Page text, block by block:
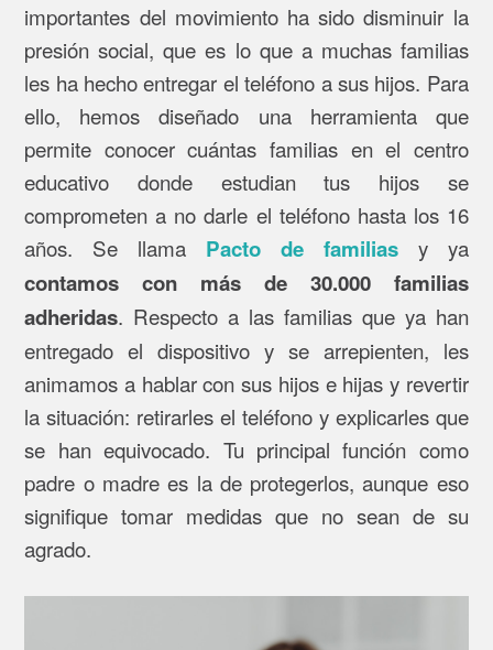
importantes del movimiento ha sido disminuir la
presión social, que es lo que a muchas familias
les ha hecho entregar el teléfono a sus hijos. Para
ello, hemos diseñado una herramienta que
permite conocer cuántas familias en el centro
educativo donde estudian tus hijos se
comprometen a no darle el teléfono hasta los 16
años. Se llama Pacto de familiasy ya
contamos con más de 30.000 familias
adheridas. Respecto a las familias que ya han
entregado el dispositivo y se arrepienten, les
animamos a hablar con sus hijos e hijas y revertir
la situación: retirarles el teléfono y explicarles que
se han equivocado. Tu principal función como
padre o madre es la de protegerlos, aunque eso
signifique tomar medidas que no sean de su
agrado.